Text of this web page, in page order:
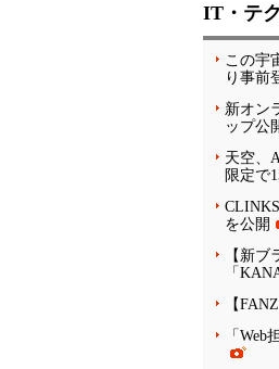
IT・テ
この宇
り事前
新オン
ップ公
天空、
限定で
を公開
【新
「
【
「